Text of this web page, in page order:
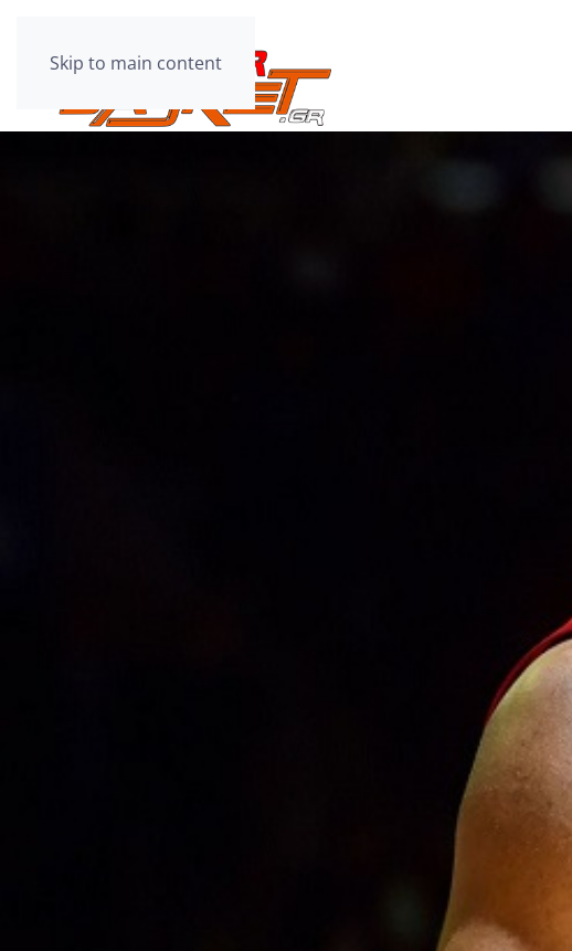
Skip to main content